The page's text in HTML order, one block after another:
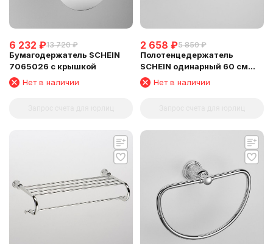
6 232 ₽13 720 ₽
Бумагодержатель SCHEIN
7065026 с крышкой
Нет в наличии
2 658 ₽5 850 ₽
Полотенцедержатель
SCHEIN одинарный 60 см
(7065037)
Нет в наличии